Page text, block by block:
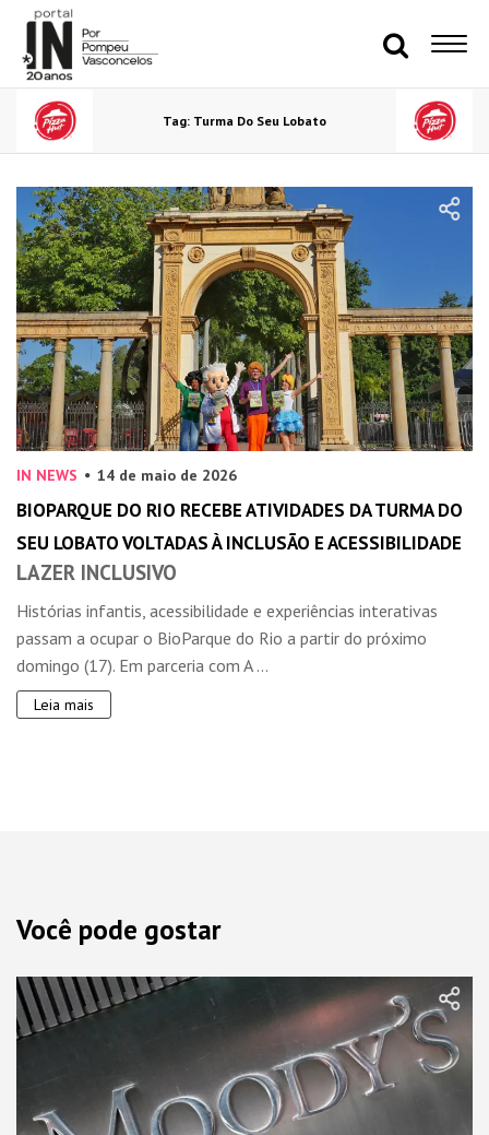
Tag: Turma Do Seu Lobato
IN NEWS 14 de maio de 2026
BIOPARQUE DO RIO RECEBE ATIVIDADES DA TURMA DO
SEU LOBATO VOLTADAS À INCLUSÃO E ACESSIBILIDADE
LAZER INCLUSIVO
Histórias infantis, acessibilidade e experiências interativas
passam a ocupar o BioParque do Rio a partir do próximo
domingo (17). Em parceria com A ...
Leia mais
Você pode gostar